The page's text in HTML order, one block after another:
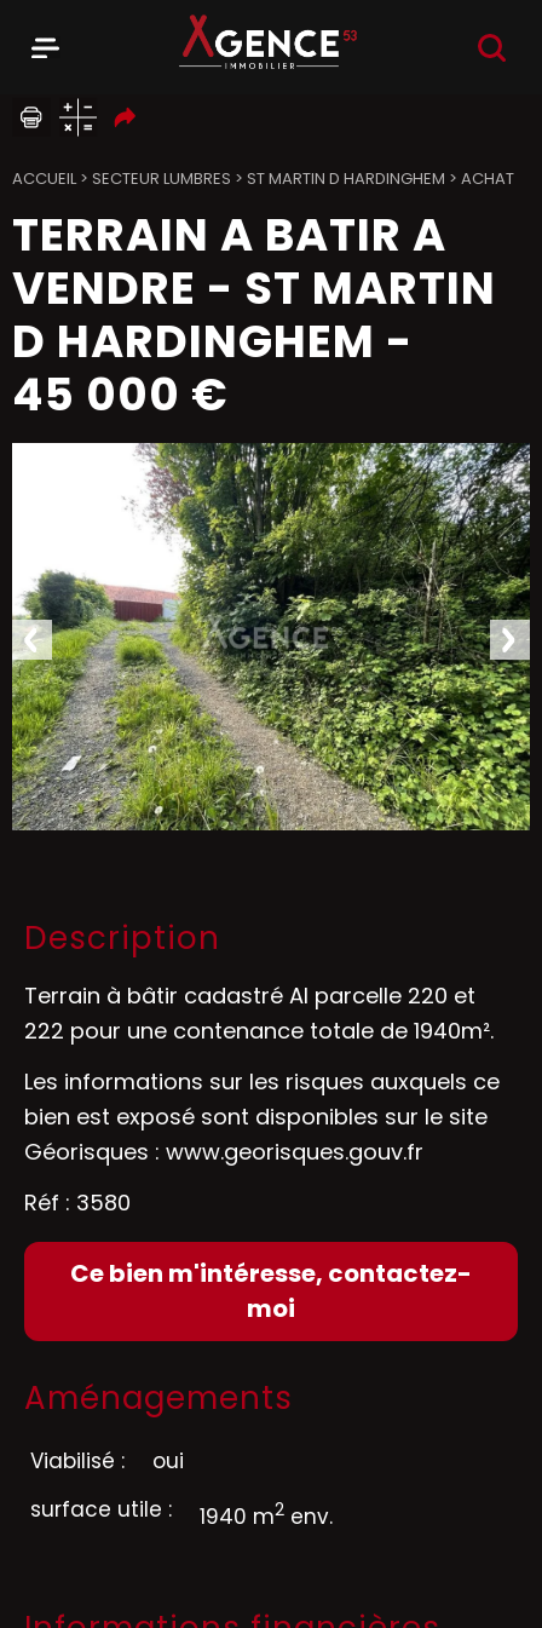
ACCUEIL> SECTEUR LUMBRES > ST MARTIN D HARDINGHEM > ACHAT
TERRAIN A BATIR A
VENDRE - ST MARTIN
D HARDINGHEM -
45 000 €
Description
Terrain à bâtir cadastré AI parcelle 220 et
222 pour une contenance totale de 1940m².
Les informations sur les risques auxquels ce
bien est exposé sont disponibles sur le site
Géorisques : www.georisques.gouv.fr
Réf : 3580
Ce bien m'intéresse, contactez-
moi
Aménagements
Viabilisé :
oui
surface utile :
1940 m2 env.